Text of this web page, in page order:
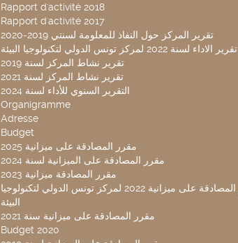
Rapport d'activité 2018
Rapport d'activité 2017
تقرير المركز حول النفاذ للمعلومة لسنتي 2019-2020
تقرير الاداء لسنة 2022 لمركز تونس الدولي لتكنولوجيا البيئة
تقرير نشاط المركز لسنة 2019
تقرير نشاط المركز لسنة 2021
التقرير السنوي للأداء لسنة 2024
Organigramme
Adresse
Budget
2025 مقرر المصادقة على ميزانية
مقرر المصادقة على الميزانية لسنة 2024
مقرر المصادقة ميزانية 2023
مقرر المصادقة على ميزانية 2022 لمركز تونس الدولي لتكنولوجيا
البيئة
مقرر المصادقة على ميزانية سنة 2021
Budget 2020